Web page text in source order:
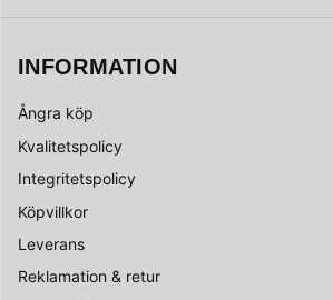
INFORMATION
Ångra köp
Kvalitetspolicy
Integritetspolicy
Köpvillkor
Leverans
Reklamation & retur